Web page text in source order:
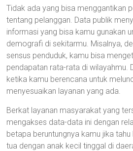
Tidak ada yang bisa menggantikan
tentang pelanggan. Data publik
informasi yang bisa kamu gunakan
demografi di sekitarmu. Misalnya,
sensus penduduk, kamu bisa
pendapatan rata-rata di wilayahmu.
ketika kamu berencana untuk
menyesuaikan layanan yang ada.
Berkat layanan masyarakat yang
mengakses data-data ini dengan
betapa beruntungnya kamu jika
tua dengan anak kecil tinggal di